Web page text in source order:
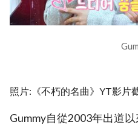
照片:《不朽的名曲》YT影片
Gummy自從2003年出道